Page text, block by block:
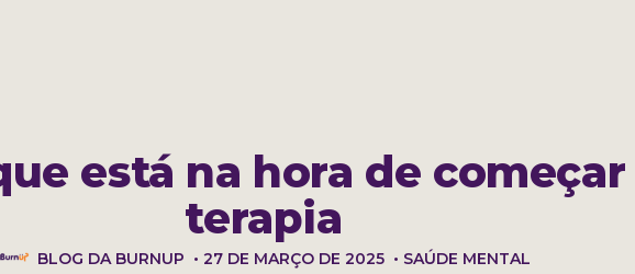
está na hora de
terapia
BLOG DA BURNUP • 27 DE MARÇO DE 2025 • SAÚDE MENTAL